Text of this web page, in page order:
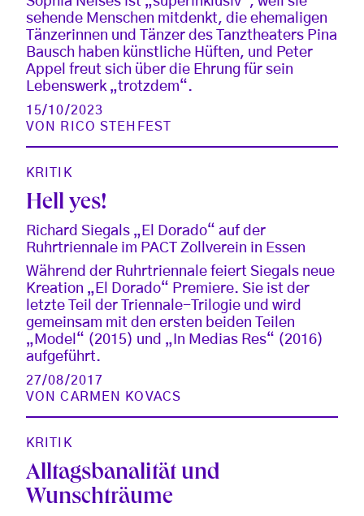
sehende Menschen mitdenkt, die ehemaligen
Tänzerinnen und Tänzer des Tanztheaters Pina
Bausch haben künstliche Hüften, und Peter
Appel freut sich über die Ehrung für sein
Lebenswerk „trotzdem“.
15/10/2023
VON
RICO STEHFEST
KRITIK
Hell yes!
Richard Siegals „El Dorado“ auf der
Ruhrtriennale im PACT Zollverein in Essen
Während der Ruhrtriennale feiert Siegals neue
Kreation „El Dorado“ Premiere. Sie ist der
letzte Teil der Triennale-Trilogie und wird
gemeinsam mit den ersten beiden Teilen
„Model“ (2015) und „In Medias Res“ (2016)
aufgeführt.
27/08/2017
VONCARMEN KOVACS
KRITIK
Alltagsbanalität und
Wunschträume